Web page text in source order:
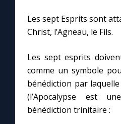
Marie de Nazareth
Les sept Esprits sont
Christ, l’Agneau, le Fils.
Les sept esprits
comme un symbole
bénédiction par
(l’Apocalypse est
bénédiction trinitaire :